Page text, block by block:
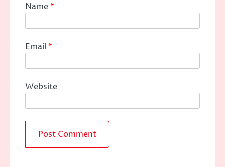
Name*
Email *
Website